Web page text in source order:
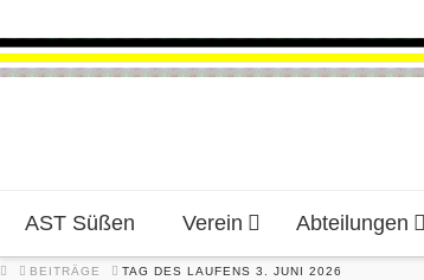
AST Süßen Verein Abteilungen
HOMEBEITRÄGE TAG DES LAUFENS 3. JUNI 2026